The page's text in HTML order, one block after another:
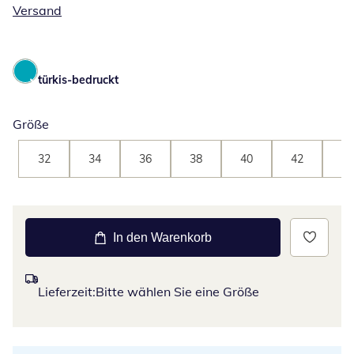
Versand
türkis-bedruckt
Größe
32 34 36 38 40 42
In den Warenkorb
Lieferzeit:Bitte wählen Sie eine Größe